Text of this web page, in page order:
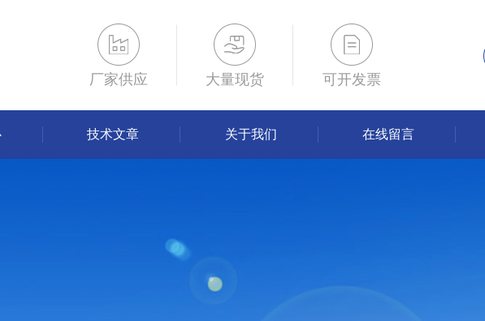
厂家供应 大量现货 可开发票
技术文章 关于我们 在线留言